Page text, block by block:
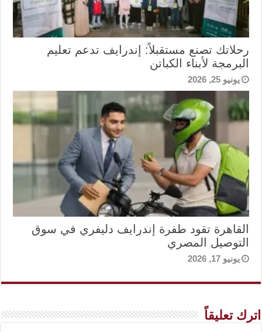
رحلاتك تصنع مستقبلاً: إندرايف تدعم تعليم
البرمجة لأبناء الكباتن
يونيو 25, 2026
القاهرة تقود طفرة إندرايف دليفري في سوق
التوصيل المصري
يونيو 17, 2026
اترك تعليقاً